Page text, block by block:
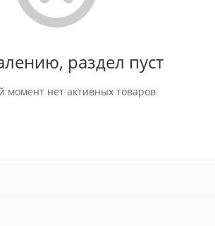
раздел пуст
момент нет активных товаров